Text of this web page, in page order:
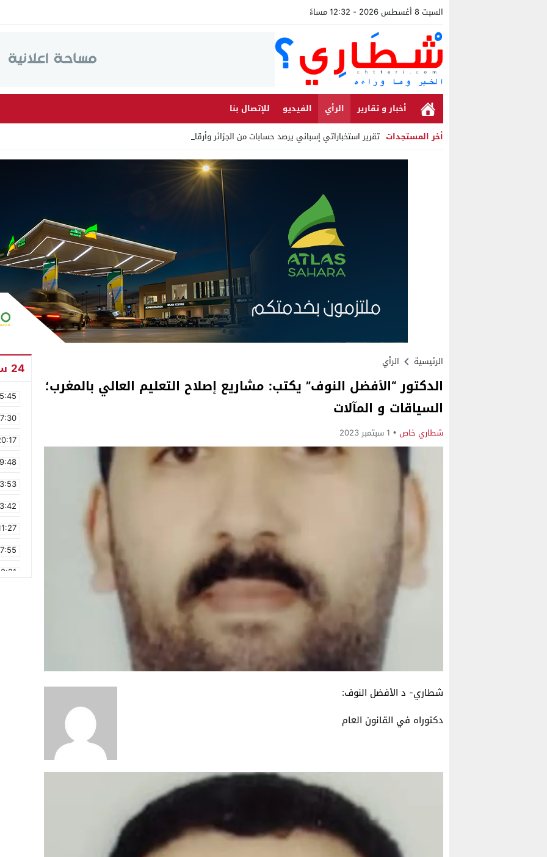
السبت 8 أغسطس 2026 - 12:32 مساءً
أخبار و تقارير الرأي الفيديو
للإتصال بنا
أخر المستجدات تقرير استخباراتي إسباني يرصد حسابات من الجزائر وأرقاما بـ”213+” ضمن _
Stop
الرئيسية الرأي
الدكتور “الأفضل النوف” يكتب: مشاريع إصلاح التعليم العالي بالمغرب؛
السياقات و المآلات
شطاري خاص 1 سبتمبر 2023
شطاري- د الأفضل النوف:
دكتوراه في القانون العام
24 ساعة